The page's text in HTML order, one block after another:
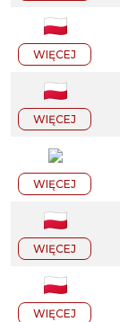
WIĘCEJ
WIĘCEJ
WIĘCEJ
WIĘCEJ
WIĘCEJ